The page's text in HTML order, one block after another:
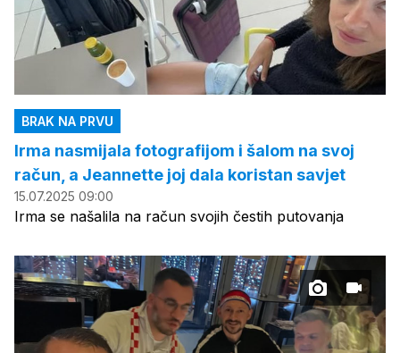
BRAK NA PRVU
Irma nasmijala fotografijom i šalom na svoj
račun, a Jeannette joj dala koristan savjet
15.07.2025 09:00
Irma se našalila na račun svojih čestih putovanja